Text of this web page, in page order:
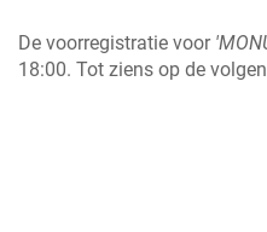
De voorregistratie voor
18:00. Tot ziens op de